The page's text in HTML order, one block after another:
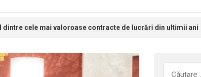
dintre cele mai valoroase contracte de lucrări din ultimii ani